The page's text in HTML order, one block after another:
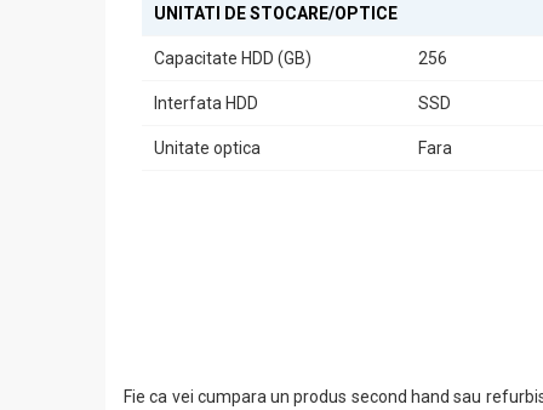
Calculatorul Refurbished DELL OptiPlex 5000
dorită, acest MiniPC va depăși așteptările
UNITATI DE STOCARE/OPTICE
Capacitate HDD (GB) 256
Interfata HDD SSD
Unitate optica Fara
Fie ca vei cumpara un produs second hand sau